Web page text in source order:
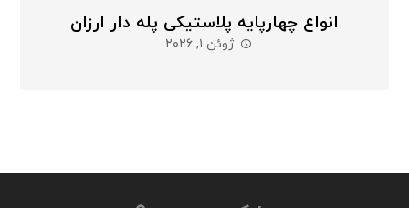
انواع چهارپایه پلاستیکی پله دار ارزان
ژوئن ۱, ۲۰۲۶